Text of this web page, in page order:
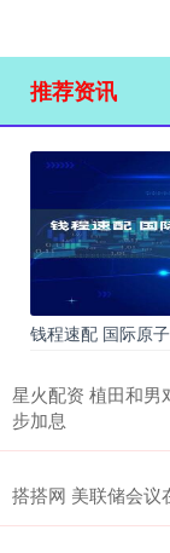
推荐资讯
钱程速配 国际原
星火配资 植田和男
步加息
搭搭网 美联储会议